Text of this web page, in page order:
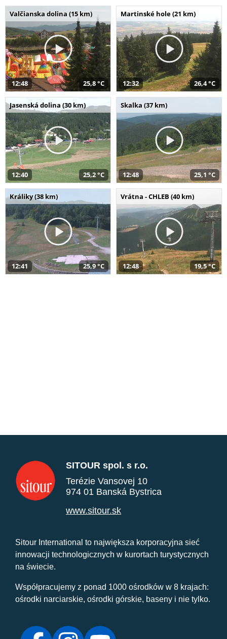
Valčianska dolina (15 km)
12:48 25,8 °C
Martinské hole (21 km)
12:32 26,4 °C
Jasenská dolina (30 km)
12:40 25,2 °C
Skalka (37 km)
12:48 25,1 °C
Králiky (38 km)
12:41 25,9 °C
Vrátna - CHLEB (40 km)
12:48 19,5 °C
SITOUR spol. s r.o.
Terézie Vansovej 10
974 01 Banská Bystrica
www.sitour.sk
Sitour International to największa korporacyjna sieć
innowacji technologicznych w kurortach turystycznych
na świecie.
Współpracujemy z ponad 1000 ośrodków w 8 krajach:
ośrodki narciarskie, ośrodki górskie, baseny i nie tylko.